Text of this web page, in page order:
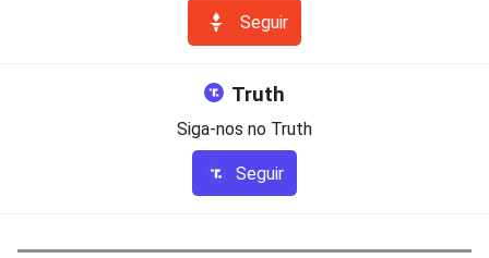
Seguir
Truth
Siga-nos no Truth
Seguir